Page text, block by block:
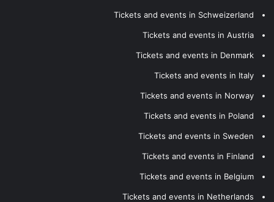
Tickets and events in Schweizerland
Tickets and events in Austria
Tickets and events in Denmark
Tickets and events in Italy
Tickets and events in Norway
Tickets and events in Poland
Tickets and events in Sweden
Tickets and events in Finland
Tickets and events in Belgium
Tickets and events in Netherlands